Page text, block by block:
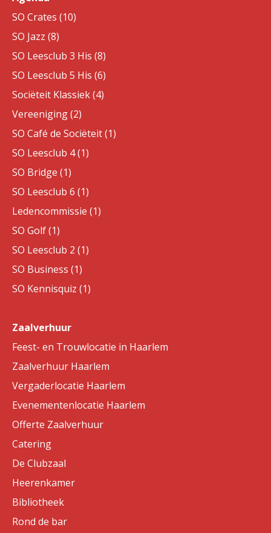
SO Crates (10)
SO Jazz (8)
SO Leesclub 3 His (8)
SO Leesclub 5 His (6)
Sociëteit Klassiek (4)
Vereeniging (2)
SO Café de Sociëteit (1)
SO Leesclub 4 (1)
SO Bridge (1)
SO Leesclub 6 (1)
Ledencommissie (1)
SO Golf (1)
SO Leesclub 2 (1)
SO Business (1)
SO Kennisquiz (1)
Zaalverhuur
Feest- en Trouwlocatie in Haarlem
Zaalverhuur Haarlem
Vergaderlocatie Haarlem
Evenementenlocatie Haarlem
Offerte Zaalverhuur
Catering
De Clubzaal
Heerenkamer
Bibliotheek
Rond de bar